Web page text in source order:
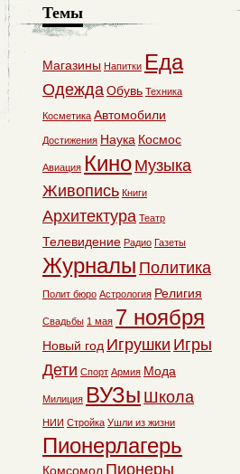
Темы
Магазины Напитки Еда
ОдеждаОбувь Техника
Косметика Автомобили
Достижения Наука Космос
Авиация Кино Музыка
Живопись Книги
Архитектура Театр
Телевидение Радио Газеты
Журналы Политика
Полит бюро Астрология Религия
Свадьбы 1 мая 7 ноября
Новый год Игрушки Игры
Дети Спорт Армия Мода
Милиция ВУЗы Школа
НИИ Стройка Ушли из жизни
Пионерлагерь
Комсомол Пионеры